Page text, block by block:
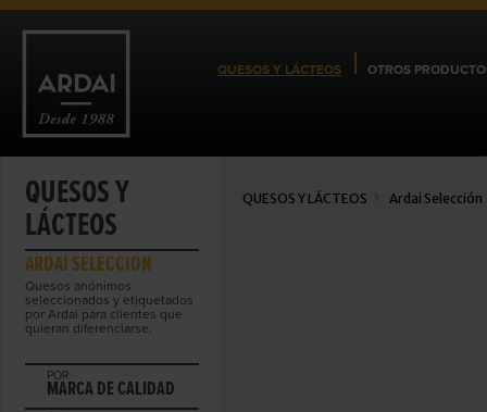
QUESOS Y LÁCTEOS OTROS
QUESOS Y
LÁCTEOS
ARDAI SELECCIÓN
Quesos anónimos
seleccionados y etiquetados
por Ardai para clientes que
quieran diferenciarse.
POR
MARCA DE CALIDAD
QUESOS Y LÁCTEOS Ardai Selección